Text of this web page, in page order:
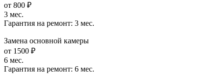
от 800 ₽
3 мес.
Гарантия на ремонт: 3 мес.
Замена основной камеры
от 1500 ₽
6 мес.
Гарантия на ремонт: 6 мес.